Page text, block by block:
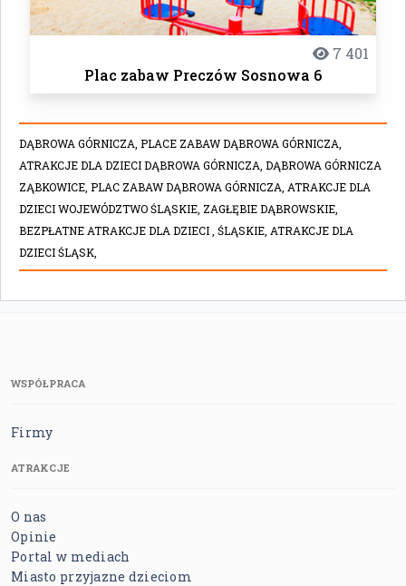
7 401
Plac zabaw Preczów Sosnowa 6
DĄBROWA GÓRNICZA, PLACE ZABAW DĄBROWA GÓRNICZA,
ATRAKCJE DLA DZIECI DĄBROWA GÓRNICZA, DĄBROWA GÓRNICZA
ZĄBKOWICE, PLAC ZABAW DĄBROWA GÓRNICZA, ATRAKCJE DLA
DZIECI WOJEWÓDZTWO ŚLĄSKIE, ZAGŁĘBIE DĄBROWSKIE,
BEZPŁATNE ATRAKCJE DLA DZIECI , ŚLĄSKIE, ATRAKCJE DLA
DZIECI ŚLĄSK,
WSPÓŁPRACA
Firmy
ATRAKCJE
O nas
Opinie
Portal w mediach
Miasto przyjazne dzieciom